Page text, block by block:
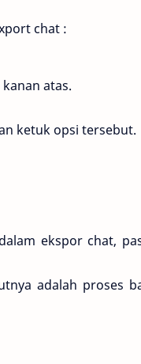
chat :
atas.
ketuk opsi tersebut.
ekspor chat,
adalah proses